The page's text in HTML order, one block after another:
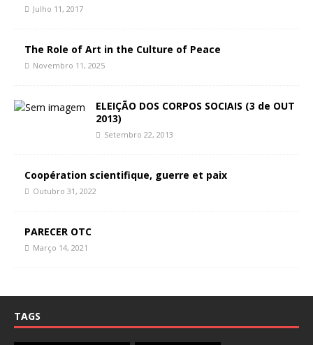
Julho 11, 2017
The Role of Art in the Culture of Peace
Novembro 11, 2025
ELEIÇÃO DOS CORPOS SOCIAIS (3 de OUT
2013)
Setembro 22, 2013
Coopération scientifique, guerre et paix
Outubro 31, 2022
PARECER OTC
Março 14, 2021
TAGS